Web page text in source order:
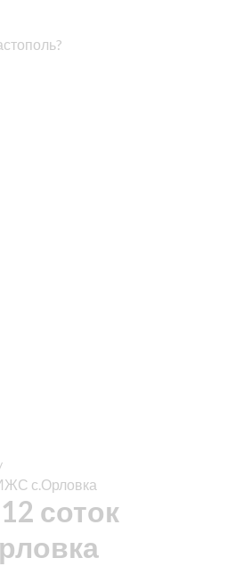
с.Орловка
соток